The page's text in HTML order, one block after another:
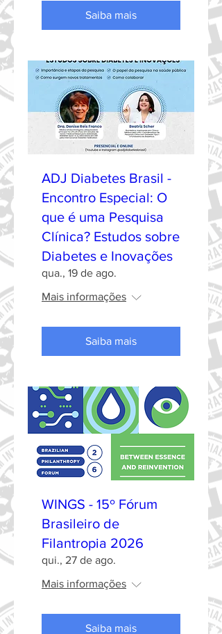
Saiba mais
ADJ Diabetes Brasil -
Encontro Especial: O
que é uma Pesquisa
Clínica? Estudos sobre
Diabetes e Inovações
qua., 19 de ago.
Mais informações
Saiba mais
WINGS - 15º Fórum
Brasileiro de
Filantropia 2026
qui., 27 de ago.
Mais informações
Saiba mais